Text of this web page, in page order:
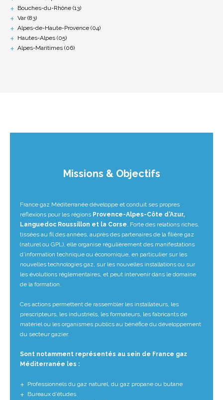
Bouches-du-Rhône (13)
Var (83)
Alpes-de-Haute-Provence (04)
Hautes-Alpes (05)
Alpes-Maritimes (06)
Missions & Objectifs
France gaz Méditerranée développe et conduit ses propres
réflexions pour les régions Provence-Alpes-Côte d’Azur,
Languedoc Roussillon et la Corse. Forte des relations riches,
tissées au fil des années, auprès des partenaires de la filière gaz
(naturel ou GPL), elle organise régulièrement des manifestations
d’information technique ou économique, en particulier sur les
nouvelles technologies gaz, sur les nouvelles installations ou sur
les évolutions réglementaires, et peut intervenir dans le domaine
de la formation.
Ces actions permettent de rassembler les installateurs, les
prescripteurs, les industriels, les formateurs, les fabricants de
matériel ou les organismes publics au bénéfice du développement
du secteur gazier.
Sont notamment représentés au sein de France gaz
Méditerranée les :
Professionnels du gaz naturel, du gaz propane ou butane
Bureaux d’études